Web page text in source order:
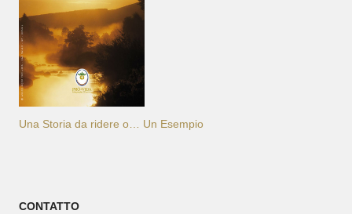
Una Storia da ridere o… Un Esempio
CONTATTO